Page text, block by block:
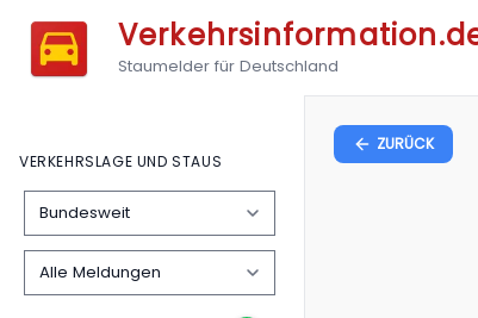
Staumelder für Deutschland
VERKEHRSLAGE UND STAUS
ZURÜCK